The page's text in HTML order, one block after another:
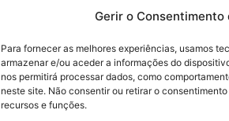
Gerir o Consentimento
Para fornecer as melhores experiências, usamos
armazenar e/ou aceder a informações do
nos permitirá processar dados, como
neste site. Não consentir ou retirar o
recursos e funções.
Portal editorial
PC Gamer e guias práticos.